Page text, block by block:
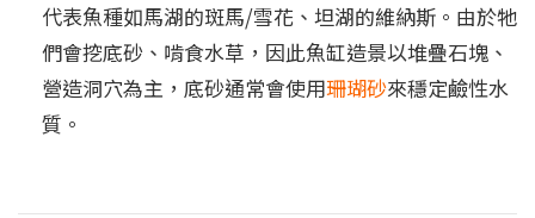
代表魚種如馬湖的斑馬/雪花、坦湖的維納斯。由於牠
們會挖底砂、啃食水草，因此魚缸造景以堆疊石塊、
營造洞穴為主，底砂通常會使用珊瑚砂來穩定鹼性水
質。